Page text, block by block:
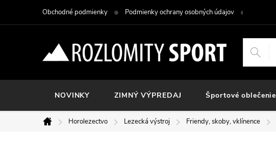
Obchodné podmienky Podmienky ochrany osobných údajov
NOVINKY ZIMNÝ VÝPREDAJ Športové oblečenie
Domov
Horolezectvo Lezecká výstroj Friendy, skoby, vklínence